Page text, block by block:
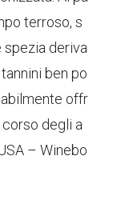
terroso, s
spezia deriva
ben po
offr
degli a
– Winebo